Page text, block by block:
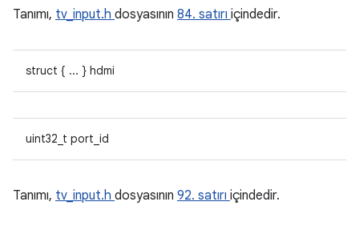
Tanımı, tv_input.h dosyasının 84. satırı içindedir.
struct { ... } hdmi
uint32_t port_id
Tanımı, tv_input.h dosyasının 92. satırı içindedir.